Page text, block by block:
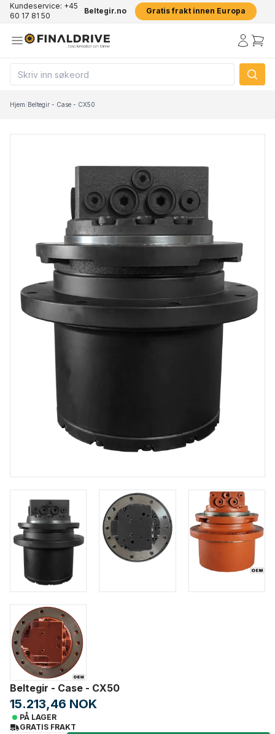
Kundeservice: +45
60 17 81 50
Beltegir.no Gratis frakt innen Europa
Hjem/Beltegir - Case - CX50
Beltegir - Case - CX50
15.213,46 NOK
PÅ LAGER
GRATIS FRAKT